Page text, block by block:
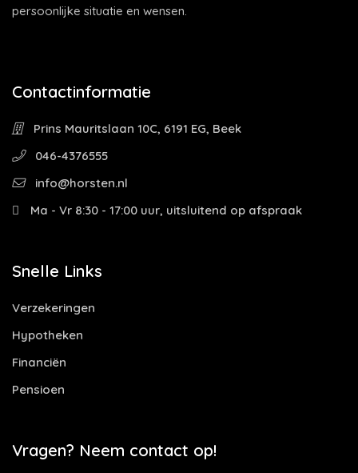
persoonlijke situatie en wensen.
Contactinformatie
Prins Mauritslaan 10C, 6191 EG, Beek
046-4376555
info@horsten.nl
Ma - Vr 8:30 - 17:00 uur, uitsluitend op afspraak
Snelle Links
Verzekeringen
Hypotheken
Financiën
Pensioen
Vragen? Neem contact op!